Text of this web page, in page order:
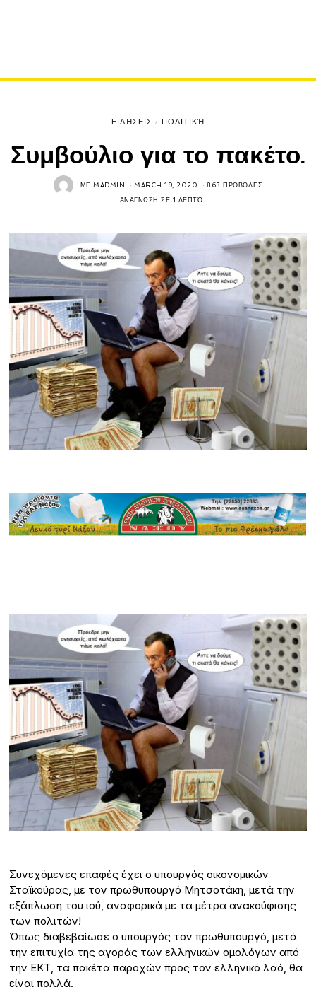
ΕΙΔΉΣΕΙΣ / ΠΟΛΙΤΙΚΉ
Συμβούλιο για το πακέτο.
ΜΕMADMIN MARCH 19, 2020 863 ΠΡΟΒΟΛΈΣ
ΑΝΆΓΝΩΣΗ ΣΕ 1 ΛΕΠΤΌ
Συνεχόμενες επαφές έχει ο υπουργός οικονομικών
Σταϊκούρας, με τον πρωθυπουργό Μητσοτάκη, μετά την
εξάπλωση του ιού, αναφορικά με τα μέτρα ανακούφισης
των πολιτών!
Όπως διαβεβαίωσε ο υπουργός τον πρωθυπουργό, μετά
την επιτυχία της αγοράς των ελληνικών ομολόγων από
την ΕΚΤ, τα πακέτα παροχών προς τον ελληνικό λαό, θα
είναι πολλά.